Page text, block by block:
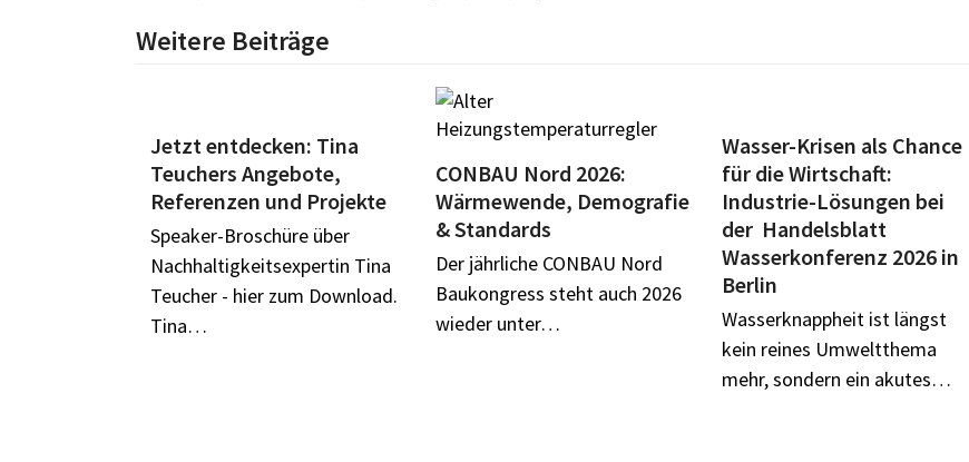
Weitere Beiträge
Jetzt entdecken: Tina
Teuchers Angebote,
Referenzen und Projekte
Speaker-Broschüre über
Nachhaltigkeitsexpertin Tina
Teucher - hier zum Download.
Tina…
CONBAU Nord 2026:
Wärmewende, Demografie
& Standards
Der jährliche CONBAU Nord
Baukongress steht auch 2026
wieder unter…
Wasser-Krisen als Chance
für die Wirtschaft:
Industrie-Lösungen bei
der Handelsblatt
Wasserkonferenz 2026 in
Berlin
Wasserknappheit ist längst
kein reines Umweltthema
mehr, sondern ein akutes…